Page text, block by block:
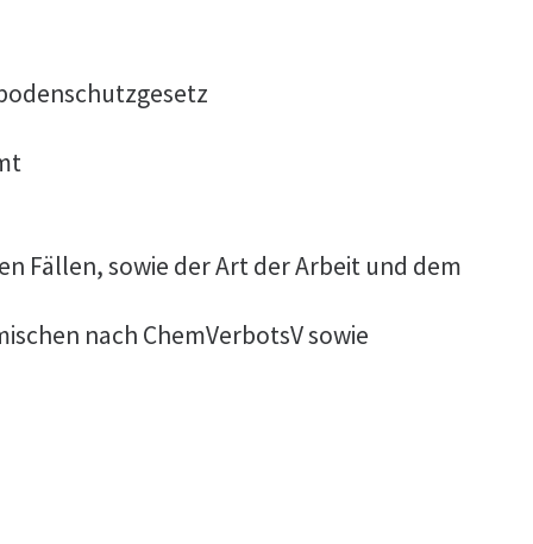
Fällen, sowie der Art der Arbeit und dem
nach ChemVerbotsV sowie